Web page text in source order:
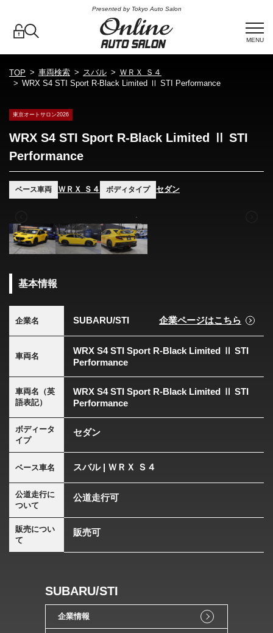
Presented by Tokyo Auto Salon
MENU
TOP 車両検索 スバル
ＷＲＸ Ｓ４
WRX S4 STI Sport R-Black Limited Ⅱ STI Performance
東京オートサロン2026
WRX S4 STI Sport R-Black Limited Ⅱ STI
Performance
ベース車両 ＷＲＸ Ｓ４ ボディタイプ セダン
基本情報
企業名 SUBARU/STI 企業ページはこちら
車両名
WRX S4 STI Sport R-Black Limited Ⅱ STI
Performance
車両名（英
語表記）
WRX S4 STI Sport R-Black Limited Ⅱ STI
Performance
ボディータ
イプ
セダン
ベース車名 スバル | ＷＲＸ Ｓ４
公道走行に
ついて
公道走行可
販売につい
て
販売可
SUBARU/STI
企業情報